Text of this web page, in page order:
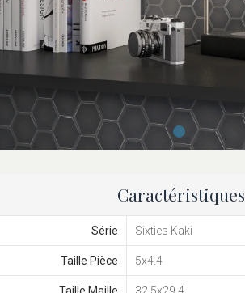
Caractéristiques
Série Sixties Kaki
Taille Pièce 5x4.4
Taille Maille 32,5x29,4